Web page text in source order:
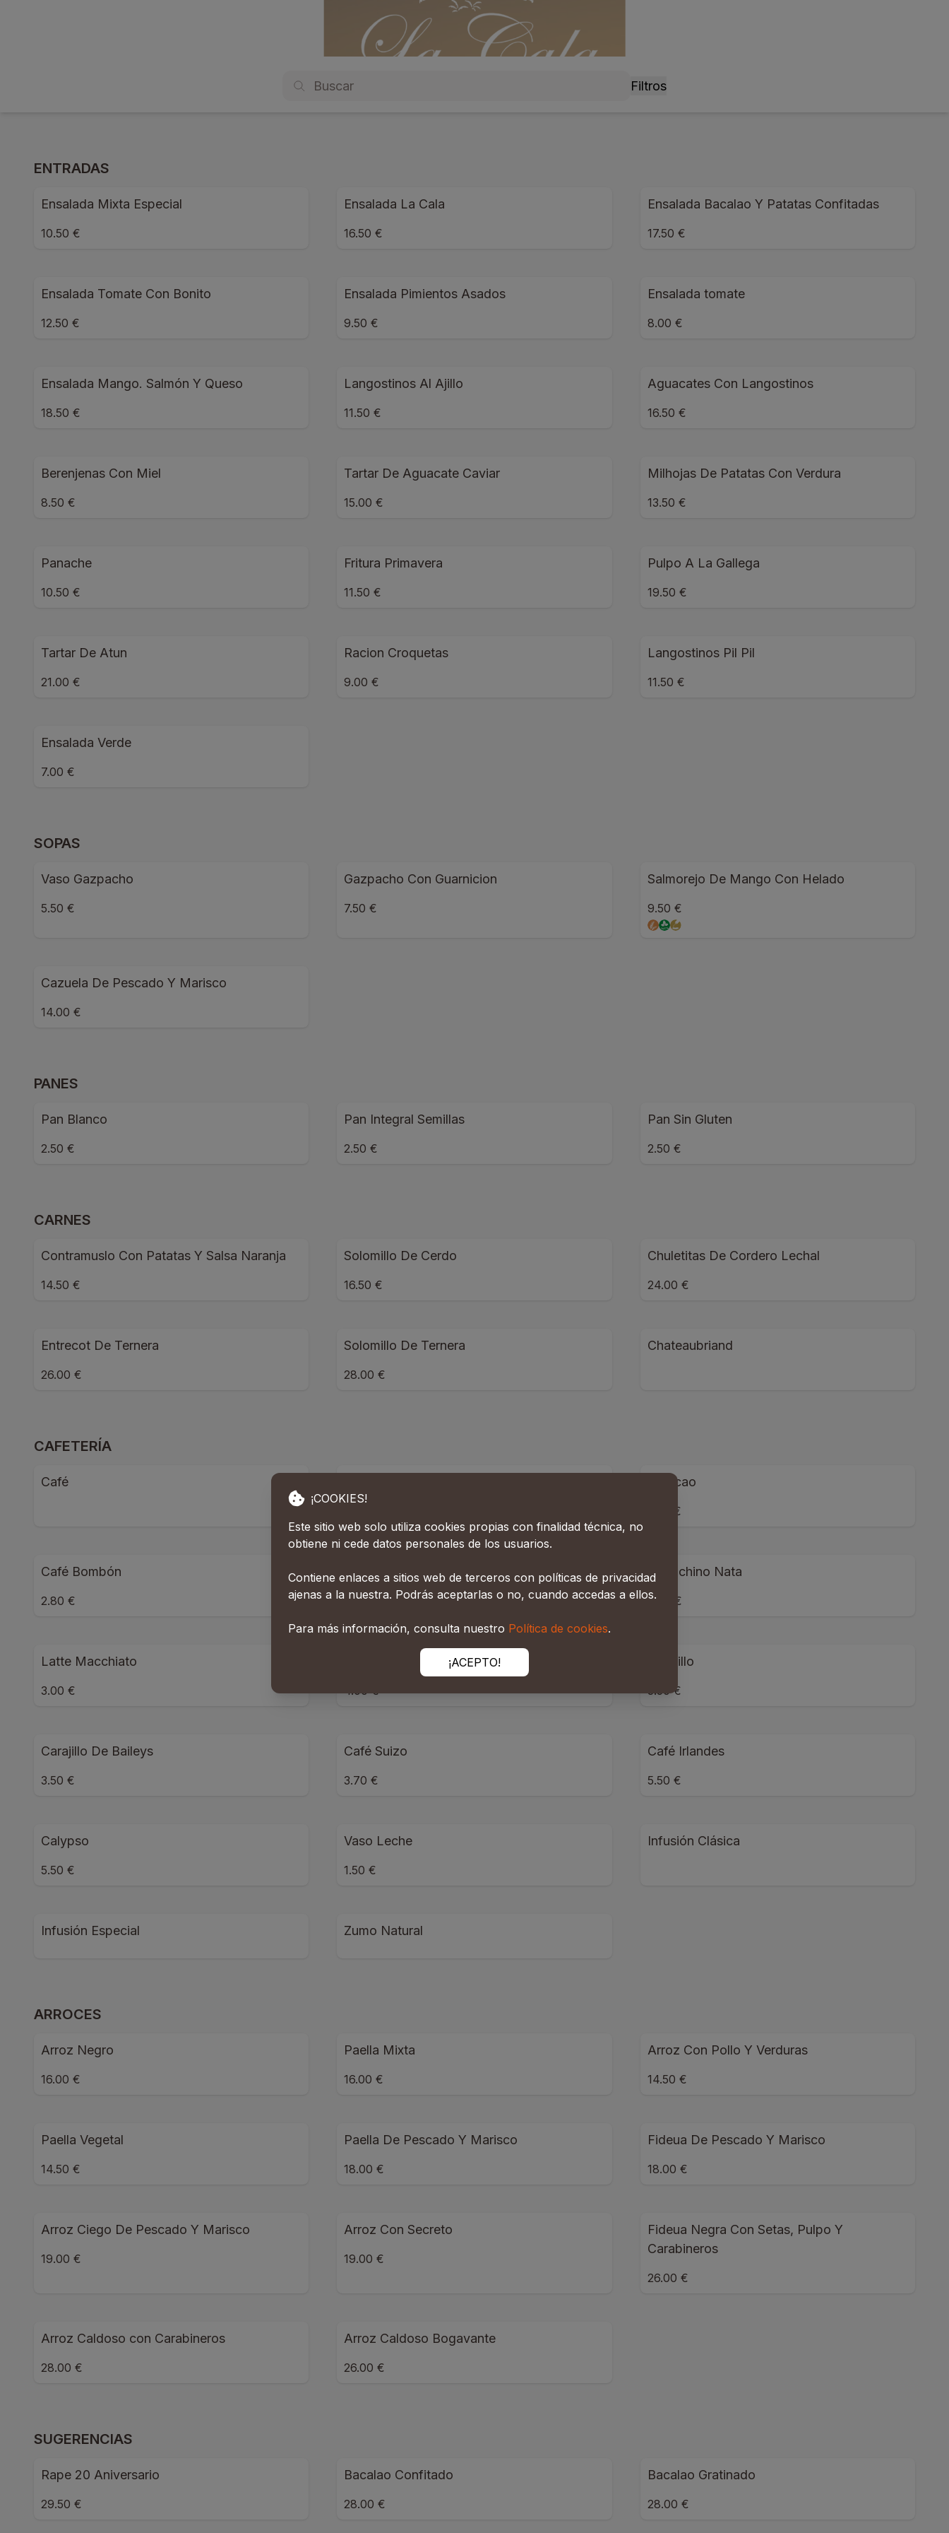
Filtros
ENTRADAS
Ensalada Mixta Especial
10.50 €
Ensalada La Cala
16.50 €
Ensalada Bacalao Y Patatas Confitadas
17.50 €
Ensalada Tomate Con Bonito
12.50 €
Ensalada Pimientos Asados
9.50 €
Ensalada tomate
8.00 €
Ensalada Mango. Salmón Y Queso
18.50 €
Langostinos Al Ajillo
11.50 €
Aguacates Con Langostinos
16.50 €
Berenjenas Con Miel
8.50 €
Tartar De Aguacate Caviar
15.00 €
Milhojas De Patatas Con Verdura
13.50 €
Panache
10.50 €
Fritura Primavera
11.50 €
Pulpo A La Gallega
19.50 €
Tartar De Atun
21.00 €
Racion Croquetas
9.00 €
Langostinos Pil Pil
11.50 €
Ensalada Verde
7.00 €
SOPAS
Vaso Gazpacho
5.50 €
Gazpacho Con Guarnicion
7.50 €
Salmorejo De Mango Con Helado
9.50 €
Cazuela De Pescado Y Marisco
14.00 €
PANES
Pan Blanco
2.50 €
Pan Integral Semillas
2.50 €
Pan Sin Gluten
2.50 €
CARNES
Contramuslo Con Patatas Y Salsa Naranja
14.50 €
Solomillo De Cerdo
16.50 €
Chuletitas De Cordero Lechal
24.00 €
Entrecot De Ternera
26.00 €
Solomillo De Ternera
28.00 €
Chateaubriand
CAFETERÍA
Café Colacao
2.50 €
Café Bombón
2.80 €
Capuccino Crema
2.80 €
Capuchino Nata
3.00 €
Latte Macchiato
3.00 €
Café Solo Con Helado
4.00 €
Carajillo
3.50 €
Carajillo De Baileys
3.50 €
Café Suizo
3.70 €
Café Irlandes
5.50 €
Calypso
5.50 €
Vaso Leche
1.50 €
Infusión Clásica
Infusión Especial Zumo Natural
ARROCES
Arroz Negro
16.00 €
Paella Mixta
16.00 €
Arroz Con Pollo Y Verduras
14.50 €
Paella Vegetal
14.50 €
Paella De Pescado Y Marisco
18.00 €
Fideua De Pescado Y Marisco
18.00 €
Arroz Ciego De Pescado Y Marisco
19.00 €
Arroz Con Secreto
19.00 €
Fideua Negra Con Setas, Pulpo Y
Carabineros
26.00 €
Arroz Caldoso con Carabineros
28.00 €
Arroz Caldoso Bogavante
26.00 €
SUGERENCIAS
Rape 20 Aniversario
29.50 €
Bacalao Confitado
28.00 €
Bacalao Gratinado
28.00 €
¡COOKIES!
Este sitio web solo utiliza cookies propias con finalidad técnica, no
obtiene ni cede datos personales de los usuarios.
Contiene enlaces a sitios web de terceros con políticas de privacidad
ajenas a la nuestra. Podrás aceptarlas o no, cuando accedas a ellos.
Para más información, consulta nuestro Política de cookies.
¡ACEPTO!